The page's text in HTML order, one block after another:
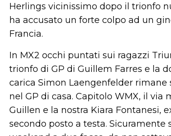
Herlings vicinissimo dopo il trionfo
ha accusato un forte colpo ad un
Francia.
In MX2 occhi puntati sui ragazzi
trionfo di GP di Guillem Farres e la
carica Simon Laengenfelder
nel GP di casa. Capitolo WMX, il
Guillen e la nostra Kiara Fontanesi,
secondo posto a testa.